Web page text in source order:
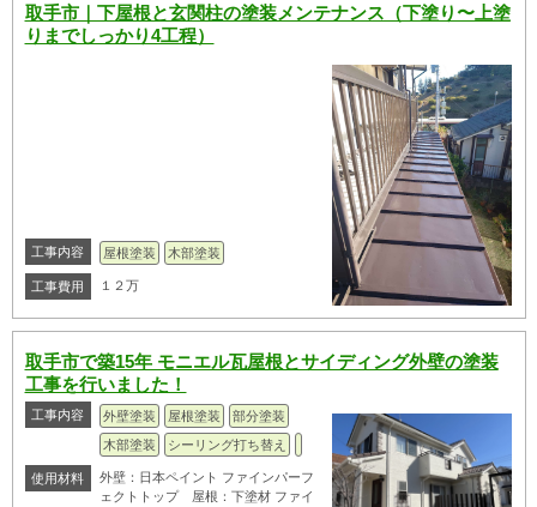
取手市｜下屋根と玄関柱の塗装メンテナンス（下塗り〜上塗
りまでしっかり4工程）
工事内容 屋根塗装 木部塗装
工事費用 １２万
取手市で築15年 モニエル瓦屋根とサイディング外壁の塗装
工事を行いました！
工事内容 外壁塗装 屋根塗装
部分塗装
木部塗装
シーリング打ち替え
使用材料
外壁：日本ペイント ファインパーフ
ェクトトップ 屋根：下塗材 ファイ